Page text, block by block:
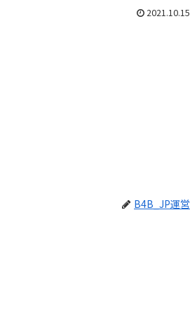
2021.10.15
B4B_JP運営